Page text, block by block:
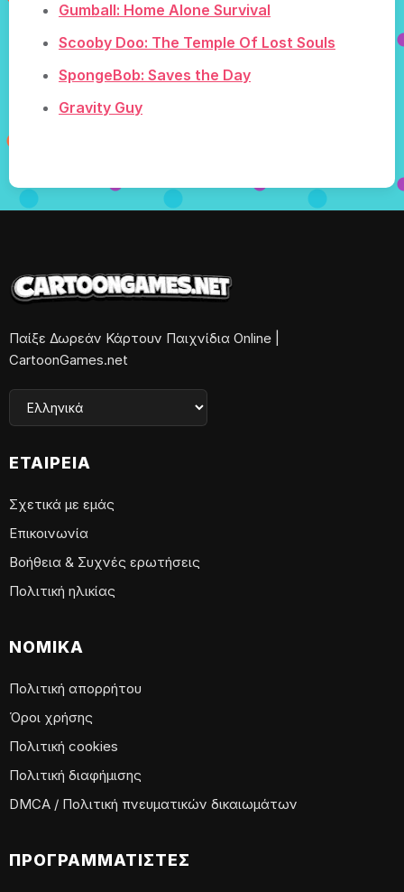
Gumball: Home Alone Survival
Scooby Doo: The Temple Of Lost Souls
SpongeBob: Saves the Day
Gravity Guy
Παίξε Δωρεάν Κάρτουν Παιχνίδια Online |
CartoonGames.net
ΕΤΑΙΡΕΊΑ
Σχετικά με εμάς
Επικοινωνία
Βοήθεια & Συχνές ερωτήσεις
Πολιτική ηλικίας
ΝΟΜΙΚΆ
Πολιτική απορρήτου
Όροι χρήσης
Πολιτική cookies
Πολιτική διαφήμισης
DMCA / Πολιτική πνευματικών δικαιωμάτων
ΠΡΟΓΡΑΜΜΑΤΙΣΤΈΣ